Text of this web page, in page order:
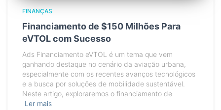
FINANÇAS
Financiamento de $150 Milhões Para
eVTOL com Sucesso
Ads Financiamento eVTOL é um tema que vem
ganhando destaque no cenário da aviação urbana,
especialmente com os recentes avanços tecnológicos
e a busca por soluções de mobilidade sustentável.
Neste artigo, exploraremos o financiamento de
Ler mais